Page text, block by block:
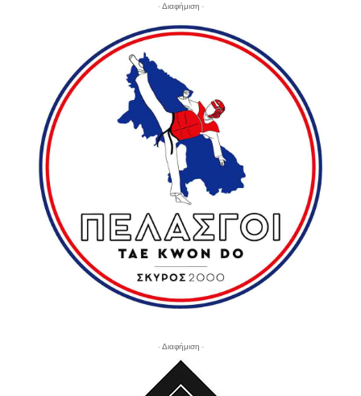
- Διαφήμιση -
- Διαφήμιση -